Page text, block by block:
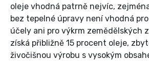
oleje vhodná patrně nejvíc,
bez tepelné úpravy není vhodná
účely ani pro výkrm zemědělských
získá přibližně 15 procent oleje,
živočišnou výrobu s vysokým